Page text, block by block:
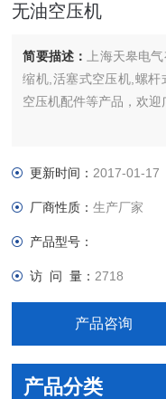
无油空压机
简要描述：
上海天皋电
缩机,活塞式空压机,螺杆
空压机配件等产品，欢迎
更新时间： 2017-01-17
厂商性质：生产厂家
产品型号：
访 问 量： 2718
产品咨询
产品分类